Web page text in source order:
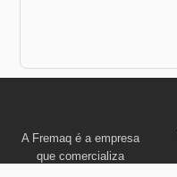
A Fremaq é a empresa
que comercializa